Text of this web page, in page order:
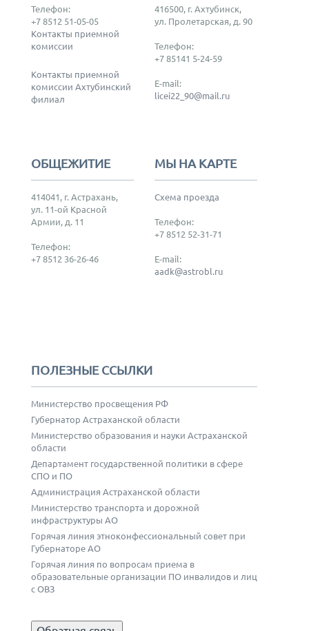
Телефон:
+7 8512 51-05-05
Контакты приемной
комиссии
Контакты приемной
комиссии Ахтубинский
филиал
416500, г. Ахтубинск,
ул. Пролетарская, д. 90
Телефон:
+7 85141 5-24-59
E-mail:
licei22_90@mail.ru
ОБЩЕЖИТИЕ
414041, г. Астрахань,
ул. 11-ой Красной
Армии, д. 11
Телефон:
+7 8512 36-26-46
МЫ НА КАРТЕ
Схема проезда
Телефон:
+7 8512 52-31-71
E-mail:
aadk@astrobl.ru
ПОЛЕЗНЫЕ ССЫЛКИ
Министерство просвещения РФ
Губернатор Астраханской области
Министерство образования и науки Астраханской
области
Департамент государственной политики в сфере
СПО и ПО
Администрация Астраханской области
Министерство транспорта и дорожной
инфраструктуры АО
Горячая линия этноконфессиональный совет при
Губернаторе АО
Горячая линия по вопросам приема в
образовательные организации ПО инвалидов и лиц
с ОВЗ